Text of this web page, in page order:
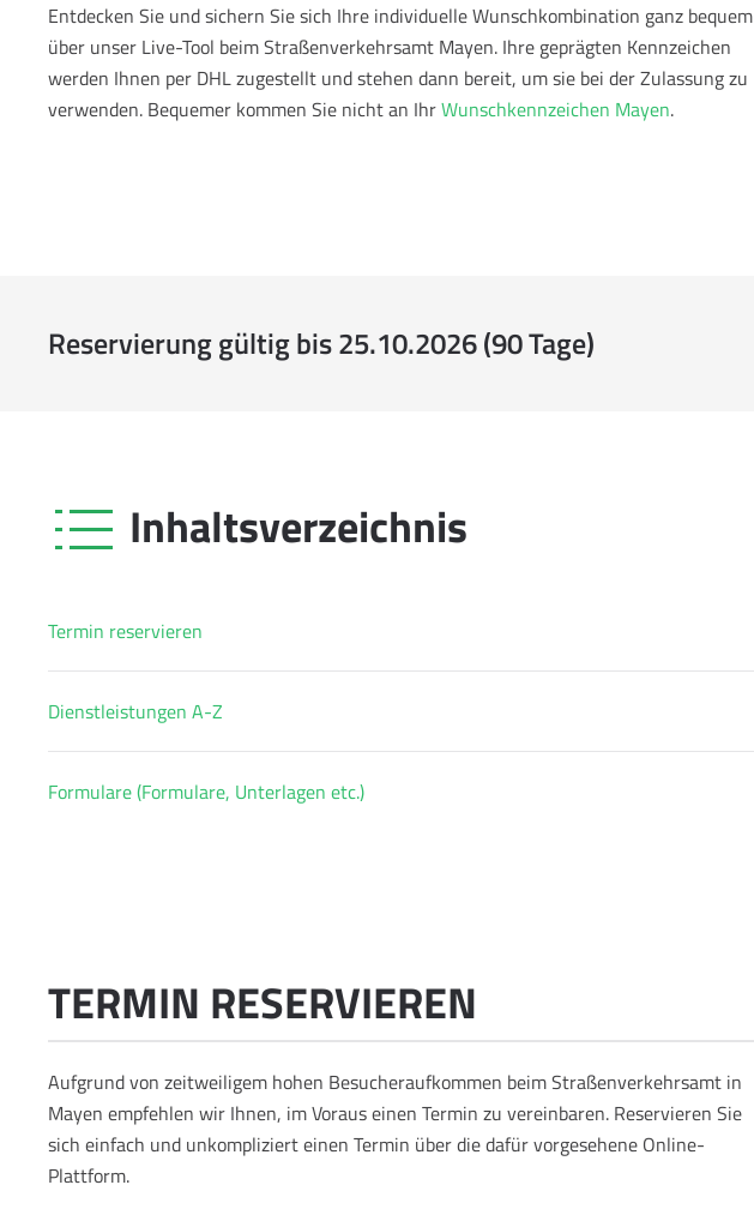
Entdecken Sie und sichern Sie sich Ihre individuelle Wunschkombination ganz bequem
über unser Live-Tool beim Straßenverkehrsamt Mayen. Ihre geprägten Kennzeichen
werden Ihnen per DHL zugestellt und stehen dann bereit, um sie bei der Zulassung zu
verwenden. Bequemer kommen Sie nicht an IhrWunschkennzeichen Mayen.
Reservierung gültig bis 25.10.2026 (90 Tage)
Inhaltsverzeichnis
Termin reservieren
Dienstleistungen A-Z
Formulare (Formulare, Unterlagen etc.)
TERMIN RESERVIEREN
Aufgrund von zeitweiligem hohen Besucheraufkommen beim Straßenverkehrsamt in
Mayen empfehlen wir Ihnen, im Voraus einen Termin zu vereinbaren. Reservieren Sie
sich einfach und unkompliziert einen Termin über die dafür vorgesehene Online-
Plattform.